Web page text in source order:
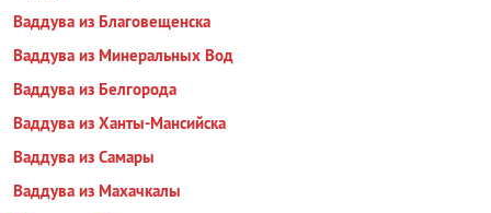
Ваддува из Благовещенска
Ваддува из Минеральных Вод
Ваддува из Белгорода
Ваддува из Ханты-Мансийска
Ваддува из Самары
Ваддува из Махачкалы